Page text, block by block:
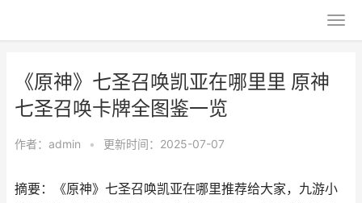
《原神》七圣召唤凯亚在哪里里 原神
七圣召唤卡牌全图鉴一览
作者： admin • 更新时间：2025-07-07
摘要：《原神》七圣召唤凯亚在哪里推荐给大家，九游小